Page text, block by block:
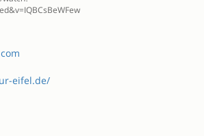
eifel.de/